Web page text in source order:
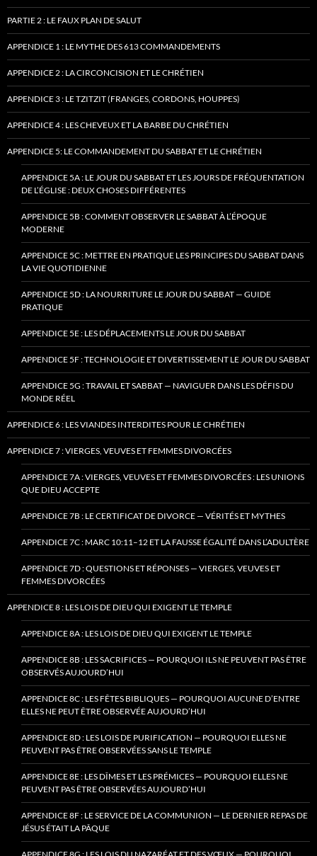
PARTIE 2 : LE FAUX PLAN DE SALUT
APPENDICE 1 : LE MYTHE DES 613 COMMANDEMENTS
APPENDICE 2 : LA CIRCONCISION ET LE CHRÉTIEN
APPENDICE 3 : LE TZITZIT (FRANGES, CORDONS, HOUPPES)
APPENDICE 4 : LES CHEVEUX ET LA BARBE DU CHRÉTIEN
APPENDICE 5: LE COMMANDEMENT DU SABBAT ET LE CHRÉTIEN
APPENDICE 5A : LE JOUR DU SABBAT ET LES JOURS DE FRÉQUENTATION
DE L’ÉGLISE : DEUX CHOSES DIFFÉRENTES
APPENDICE 5B : COMMENT OBSERVER LE SABBAT À L’ÉPOQUE
MODERNE
APPENDICE 5C : METTRE EN PRATIQUE LES PRINCIPES DU SABBAT DANS
LA VIE QUOTIDIENNE
APPENDICE 5D : LA NOURRITURE LE JOUR DU SABBAT — GUIDE
PRATIQUE
APPENDICE 5E : LES DÉPLACEMENTS LE JOUR DU SABBAT
APPENDICE 5F : TECHNOLOGIE ET DIVERTISSEMENT LE JOUR DU SABBAT
APPENDICE 5G : TRAVAIL ET SABBAT — NAVIGUER DANS LES DÉFIS DU
MONDE RÉEL
APPENDICE 6 : LES VIANDES INTERDITES POUR LE CHRÉTIEN
APPENDICE 7 : VIERGES, VEUVES ET FEMMES DIVORCÉES
APPENDICE 7A : VIERGES, VEUVES ET FEMMES DIVORCÉES : LES UNIONS
QUE DIEU ACCEPTE
APPENDICE 7B : LE CERTIFICAT DE DIVORCE — VÉRITÉS ET MYTHES
APPENDICE 7C : MARC 10:11–12 ET LA FAUSSE ÉGALITÉ DANS L’ADULTÈRE
APPENDICE 7D : QUESTIONS ET RÉPONSES — VIERGES, VEUVES ET
FEMMES DIVORCÉES
APPENDICE 8 : LES LOIS DE DIEU QUI EXIGENT LE TEMPLE
APPENDICE 8A : LES LOIS DE DIEU QUI EXIGENT LE TEMPLE
APPENDICE 8B : LES SACRIFICES — POURQUOI ILS NE PEUVENT PAS ÊTRE
OBSERVÉS AUJOURD’HUI
APPENDICE 8C : LES FÊTES BIBLIQUES — POURQUOI AUCUNE D’ENTRE
ELLES NE PEUT ÊTRE OBSERVÉE AUJOURD’HUI
APPENDICE 8D : LES LOIS DE PURIFICATION — POURQUOI ELLES NE
PEUVENT PAS ÊTRE OBSERVÉES SANS LE TEMPLE
APPENDICE 8E : LES DÎMES ET LES PRÉMICES — POURQUOI ELLES NE
PEUVENT PAS ÊTRE OBSERVÉES AUJOURD’HUI
APPENDICE 8F : LE SERVICE DE LA COMMUNION — LE DERNIER REPAS DE
JÉSUS ÉTAIT LA PÂQUE